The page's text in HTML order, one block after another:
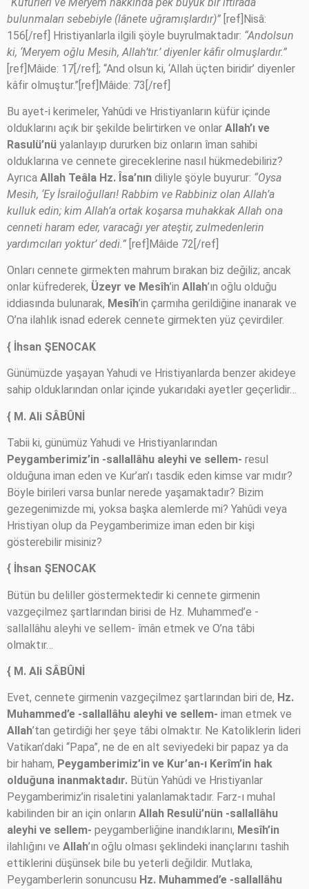
bulunmaları sebebiyle (lânete uğramışlardır)” [ref]Nisâ:
156[/ref] Hristiyanlarla ilgili şöyle buyrulmaktadır: “Andolsun
ki, ‘Meryem oğlu Mesih, Allah’tır.’ diyenler kâfir olmuşlardır.”
[ref]Mâide: 17[/ref]; “And olsun ki, ‘Allah üçten biridir’ diyenler
kâfir olmuştur.”[ref]Mâide: 73[/ref]
Bu ayet-i kerimeler, Yahûdi ve Hristiyanların küfür içinde
olduklarını açık bir şekilde belirtirken ve onlar Allah’ı ve
Rasulü’nü yalanlayıp dururken biz onların îman sahibi
olduklarına ve cennete gireceklerine nasıl hükmedebiliriz?
Ayrıca Allah Teâla Hz. Îsa’nın diliyle şöyle buyurur: “Oysa
Mesih, ‘Ey İsrailoğulları! Rabbim ve Rabbiniz olan Allah’a
kulluk edin; kim Allah’a ortak koşarsa muhakkak Allah ona
cenneti haram eder, varacağı yer ateştir, zulmedenlerin
yardımcıları yoktur’ dedi.” [ref]Mâide 72[/ref]
Onları cennete girmekten mahrum bırakan biz değiliz; ancak
onlar küfrederek, Üzeyr ve Mesîh’in Allah’ın oğlu olduğu
iddiasında bulunarak, Mesîh’in çarmıha gerildiğine inanarak ve
O’na ilahlık isnad ederek cennete girmekten yüz çevirdiler.
{ İhsan ŞENOCAK
Günümüzde yaşayan Yahudi ve Hristiyanlarda benzer akideye
sahip olduklarından onlar içinde yukarıdaki ayetler geçerlidir…
{ M. Ali SÂBÛNİ
Tabii ki, günümüz Yahudi ve Hristiyanlarından
Peygamberimiz’in -sallallâhu aleyhi ve sellem- resul
olduğuna iman eden ve Kur’an’ı tasdik eden kimse var mıdır?
Böyle birileri varsa bunlar nerede yaşamaktadır? Bizim
gezegenimizde mi, yoksa başka alemlerde mi? Yahûdi veya
Hristiyan olup da Peygamberimize iman eden bir kişi
gösterebilir misiniz?
{ İhsan ŞENOCAK
Bütün bu deliller göstermektedir ki cennete girmenin
vazgeçilmez şartlarından birisi de Hz. Muhammed’e -
sallallâhu aleyhi ve sellem- îmân etmek ve O’na tâbi
olmaktır…
{ M. Ali SÂBÛNİ
Evet, cennete girmenin vazgeçilmez şartlarından biri de, Hz.
Muhammed’e -sallallâhu aleyhi ve sellem- iman etmek ve
Allah’tan getirdiği her şeye tâbi olmaktır. Ne Katoliklerin lideri
Vatikan’daki “Papa”, ne de en alt seviyedeki bir papaz ya da
bir haham, Peygamberimiz’in ve Kur’an-ı Kerîm’in hak
olduğuna inanmaktadır. Bütün Yahûdi ve Hristiyanlar
Peygamberimiz’in risaletini yalanlamaktadır. Farz-ı muhal
kabilinden bir an için onların Allah Resulü’nün -sallallâhu
aleyhi ve sellem- peygamberliğine inandıklarını, Mesîh’in
ilahlığını ve Allah’ın oğlu olması şeklindeki inançlarını tashih
ettiklerini düşünsek bile bu yeterli değildir. Mutlaka,
Peygamberlerin sonuncusu Hz. Muhammed’e -sallallâhu